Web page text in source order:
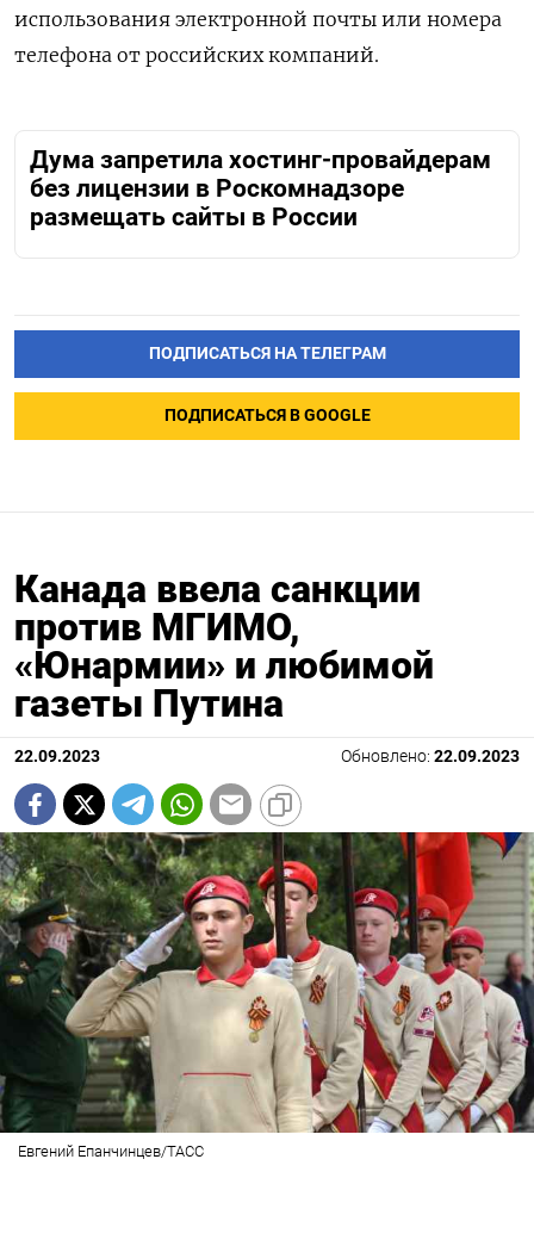
использования электронной почты или номера
телефона от российских компаний.
Дума запретила хостинг-провайдерам
без лицензии в Роскомнадзоре
размещать сайты в России
ПОДПИСАТЬСЯ НА ТЕЛЕГРАМ
ПОДПИСАТЬСЯ В GOOGLE
Канада ввела санкции
против МГИМО,
«Юнармии» и любимой
газеты Путина
22.09.2023 Обновлено: 22.09.2023
Евгений Епанчинцев/ТАСС